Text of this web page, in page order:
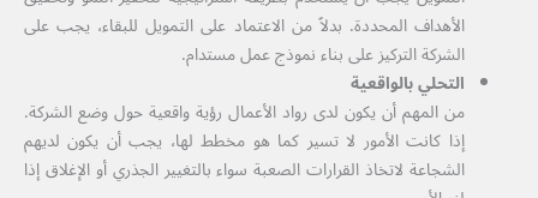
الأهداف المحددة. بدلاً من الاعتماد على التمويل للبقاء، يجب على
الشركة التركيز على بناء نموذج عمل مستدام.
التحلي بالواقعية
من المهم أن يكون لدى رواد الأعمال رؤية واقعية حول وضع الشركة.
إذا كانت الأمور لا تسير كما هو مخطط لها، يجب أن يكون لديهم
الشجاعة لاتخاذ القرارات الصعبة سواء بالتغيير الجذري أو الإغلاق إذا